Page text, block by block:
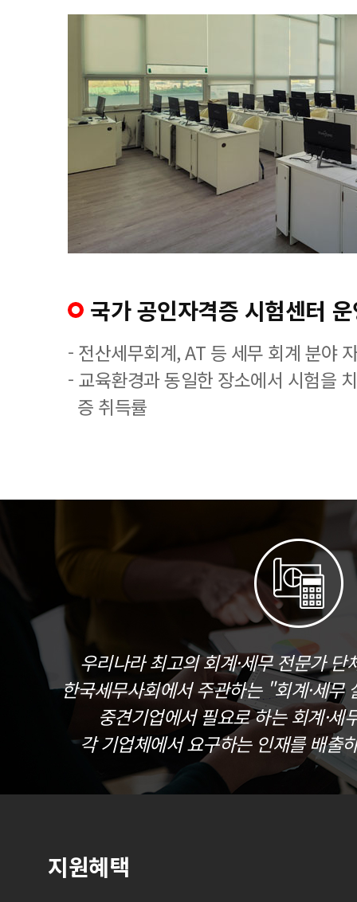
국가 공인자격증 시험센터
- 전산세무회계, AT 등 세무 회계 분야
- 교육환경과 동일한 장소에서 시험을
증 취득률
우리나라 최고의 회계·세무 전문가
한국세무사회에서 주관하는 "회계·세무
중견기업에서 필요로 하는 회계·세
각 기업체에서 요구하는 인재를 배출
지원혜택